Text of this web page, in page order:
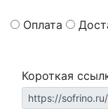
Оплата
Короткая